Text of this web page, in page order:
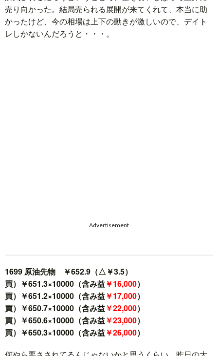
売り向かった。結局売られる展開が来てくれて、本当に助
かったけど、今の相場は上下の動きが激しいので、デイト
レしかないんだろうと・・・。
Advertisement
1699 原油先物 ￥652.9（△￥3.5）
買）￥651.3×10000（含み益￥16,000）
買）￥651.2×10000（含み益￥17,000）
買）￥650.7×10000（含み益￥22,000）
買）￥650.6×10000（含み益￥23,000）
買）￥650.3×10000（含み益￥26,000）